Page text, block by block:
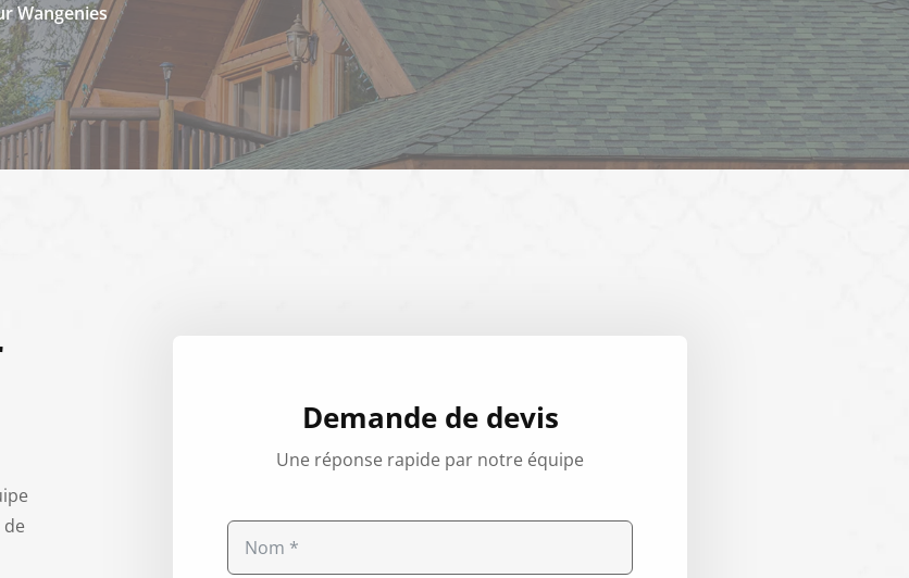
Wangenies
Demande de devis
Une réponse rapide par notre équipe